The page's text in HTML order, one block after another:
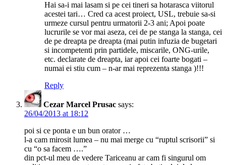
Hai sa-i mai lasam si pe cei tineri sa hotarasca viitorul
acestei tari… Cred ca acest proiect, USL, trebuie sa-si
urmeze cursul pentru urmatorii 2-3 ani; Apoi poate
lucrurile se vor mai aseza, cei de pe stanga la stanga, cei
de pe dreapta pe dreapta (mai putin infuzia de bugetari
si incompetenti prin partidele, miscarile, ONG-urile,
etc. declarate de dreapta, iar apoi cei foarte bogati –
numai ei stiu cum – n-ar mai reprezenta stanga )!!!
Reply
Cezar Marcel Prusac says:
26/04/2013 at 18:12
poi si ce ponta e un bun orator …
l-a cam mirosit lumea – nu mai merge cu “ruptul scrisorii” si
cu “o sa facem ….”
din pct-ul meu de vedere Tariceanu ar cam fi singurul om